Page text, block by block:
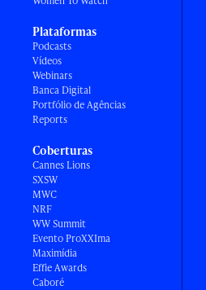
Plataformas
Podcasts
Vídeos
Webinars
Banca Digital
Portfólio de Agências
Reports
Coberturas
Cannes Lions
SXSW
MWC
NRF
WW Summit
Evento ProXXIma
Maximídia
Effie Awards
Caboré